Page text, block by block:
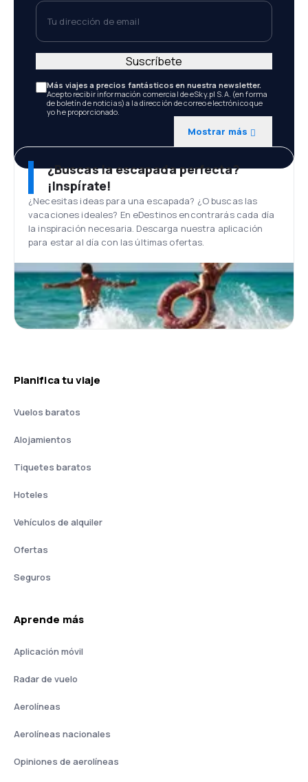
Tu dirección de email
Más viajes a precios fantásticos en nuestra newsletter.
Acepto recibir información comercial de eSky.pl S.A. (en forma
de boletín de noticias) a la dirección de correo electrónico que
yo he proporcionado.
Mostrar más
Suscríbete
¿Buscas la escapada perfecta?
¡Inspírate!
¿Necesitas ideas para una escapada? ¿O buscas las
vacaciones ideales? En eDestinos encontrarás cada día
la inspiración necesaria. Descarga nuestra aplicación
para estar al día con las últimas ofertas.
Planifica tu viaje
Vuelos baratos
Alojamientos
Tiquetes baratos
Hoteles
Vehículos de alquiler
Ofertas
Seguros
Aprende más
Aplicación móvil
Radar de vuelo
Aerolíneas
Aerolíneas nacionales
Opiniones de aerolíneas